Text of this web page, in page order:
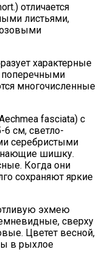
отличается
листьями,
характерные
поперечными
многочисленные
fasciata) с
см, светло-
серебристыми
шишку.
Когда они
сохраняют яркие
эхмею
сверху
Цветет весной,
в рыхлое